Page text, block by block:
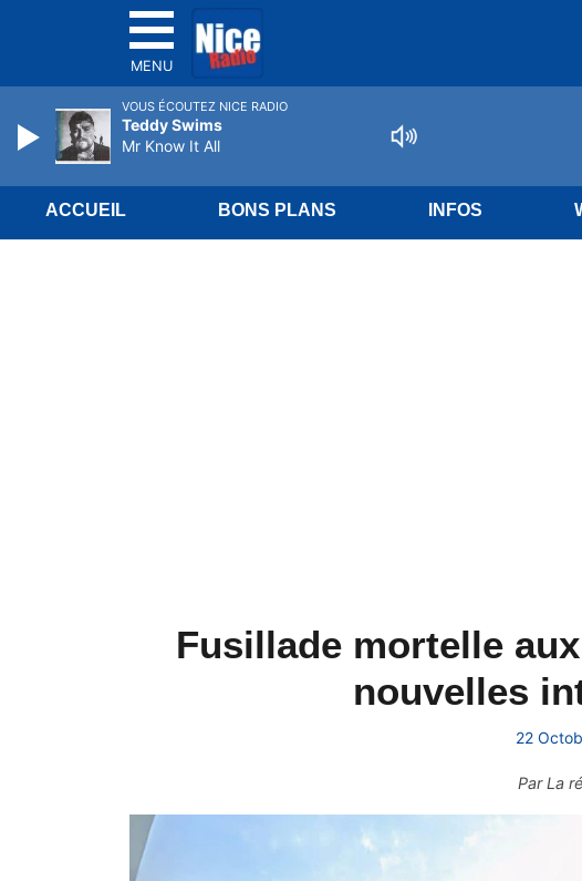
MENU
ACCUEIL BONS PLANS INFOS
​Fusillade mortelle
nouvelles
22
ParLa
VOUS ÉCOUTEZ NICE RADIO
Teddy Swims
Mr Know It All